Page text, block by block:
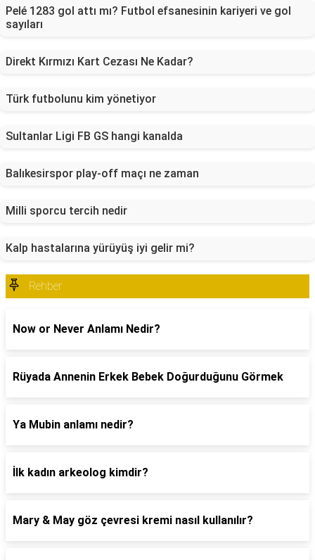
Pelé 1283 gol attı mı? Futbol efsanesinin kariyeri ve gol
sayıları
Direkt Kırmızı Kart Cezası Ne Kadar?
Türk futbolunu kim yönetiyor
Sultanlar Ligi FB GS hangi kanalda
Balıkesirspor play-off maçı ne zaman
Milli sporcu tercih nedir
Kalp hastalarına yürüyüş iyi gelir mi?
Rehber
Now or Never Anlamı Nedir?
Rüyada Annenin Erkek Bebek Doğurduğunu Görmek
Ya Mubin anlamı nedir?
İlk kadın arkeolog kimdir?
Mary & May göz çevresi kremi nasıl kullanılır?